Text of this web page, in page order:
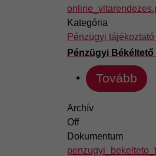
Kategória
Pénzügyi
Pénzügyi Békéltető
Tovább
Archív
Off
Dokumentum